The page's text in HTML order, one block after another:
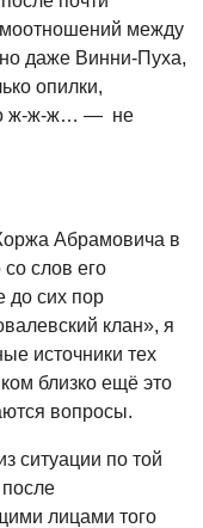
между
даже Винни-Пуха,
опилки,
ж-ж-ж… — не
Абрамовича в
со слов его
до сих пор
клан», я
источники тех
близко ещё это
вопросы.
ситуации по той
лицами того